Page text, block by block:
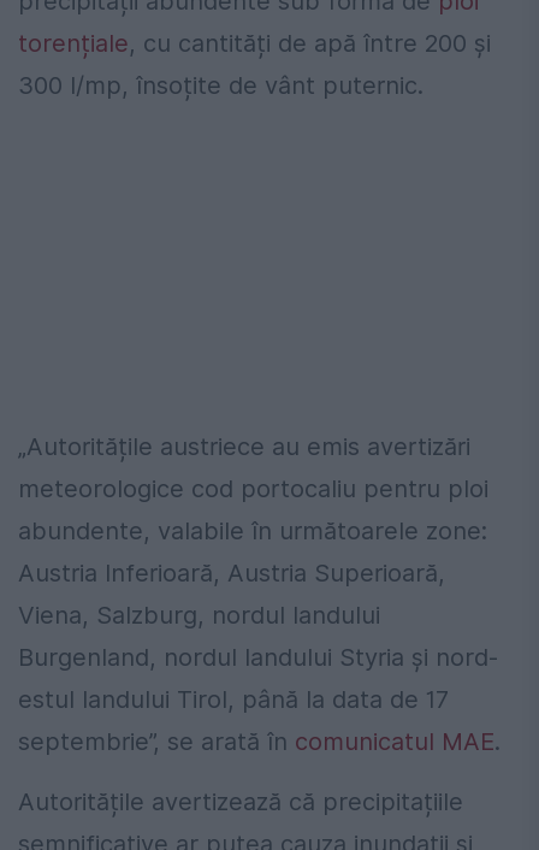
torențiale, cu cantități de apă între 200 și
300 l/mp, însoțite de vânt puternic.
„Autoritățile austriece au emis avertizări
meteorologice cod portocaliu pentru ploi
abundente, valabile în următoarele zone:
Austria Inferioară, Austria Superioară,
Viena, Salzburg, nordul landului
Burgenland, nordul landului Styria și nord-
estul landului Tirol, până la data de 17
septembrie”, se arată în comunicatul MAE.
Autoritățile avertizează că precipitațiile
semnificative ar putea cauza inundații și